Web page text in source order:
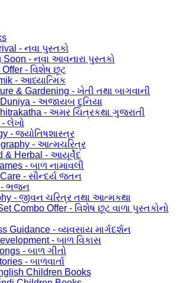
- નવા પુસ્તકો
Soon - નવા આવનારા પુસ્તકો
- વિશેષ છૂટ
- આધ્યાત્મિક
& Gardening - ખેતી તથા બાગવાની
- અજાયબ દુનિયા
- અમર ચિત્રકથા ગુજરાતી
- લેખો
- જ્યોતિષશાસ્ત્ર
- આત્મચરિત્ર
& Herbal - આયૂર્વેદ
- બાળ નામાવલી
- સૌન્દર્ય જતન
- ભજન
- જીવન ચરિત્ર તથા આત્મકથા
Combo Offer - વિશેષ છૂટ વાળા પુસ્તકોનો
Guidance - વ્યવસાય માર્ગદર્શન
- બાળ વિકાસ
- બાળ ગીતો
- બાળવાર્તા
Children Books